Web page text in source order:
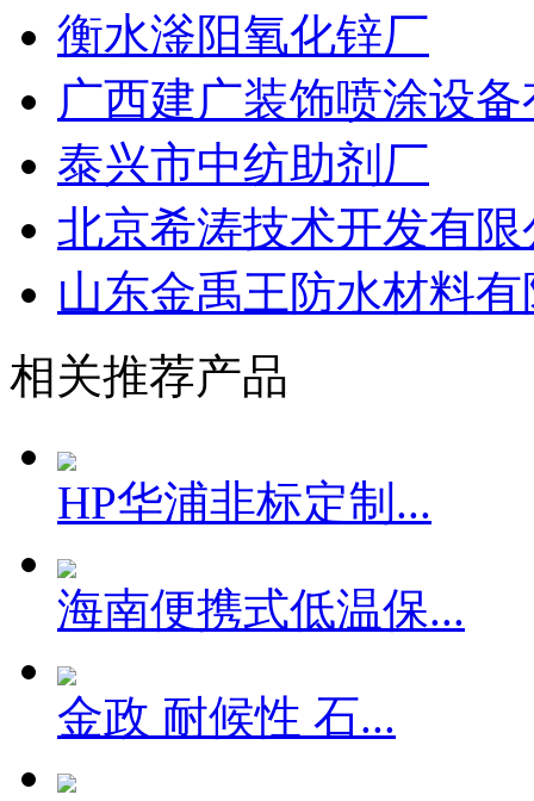
衡水滏阳氧化锌厂
广西建广装饰喷涂设
泰兴市中纺助剂厂
北京希涛技术开发有限
山东金禹王防水材料
相关推荐产品
HP华浦非标定制...
海南便携式低温保...
金政 耐候性 石...